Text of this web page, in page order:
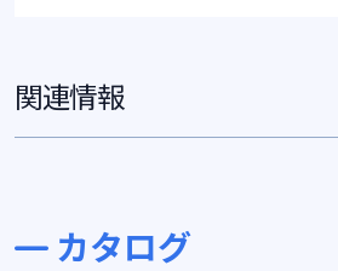
関連情報
カタログ